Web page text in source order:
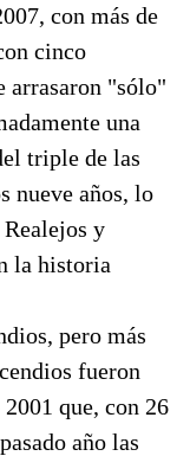
con más de
cinco
arrasaron "sólo"
una
triple de las
nueve años, lo
y
la historia
pero más
fueron
que, con 26
año las